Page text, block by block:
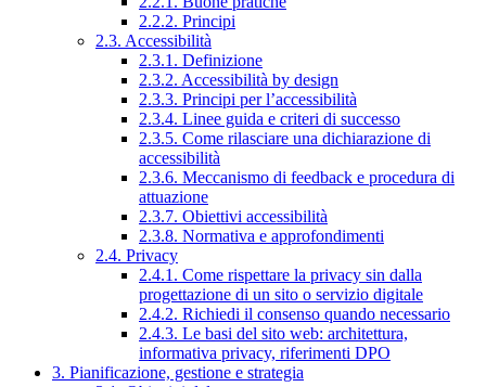
2.2.2. Principi
2.3. Accessibilità
2.3.1. Definizione
2.3.2. Accessibilità by design
2.3.3. Principi per l’accessibilità
2.3.4. Linee guida e criteri di successo
2.3.5. Come rilasciare una dichiarazione di
accessibilità
2.3.6. Meccanismo di feedback e procedura di
attuazione
2.3.7. Obiettivi accessibilità
2.3.8. Normativa e approfondimenti
2.4. Privacy
2.4.1. Come rispettare la privacy sin dalla
progettazione di un sito o servizio digitale
2.4.2. Richiedi il consenso quando necessario
2.4.3. Le basi del sito web: architettura,
informativa privacy, riferimenti DPO
3. Pianificazione, gestione e strategia